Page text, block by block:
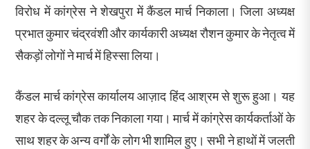
विरोध में कांग्रेस ने शेखपुरा में कैंडल मार्च निकाला। जिला अध्यक्ष
प्रभात कुमार चंद्रवंशी और कार्यकारी अध्यक्ष रौशन कुमार के नेतृत्व में
सैकड़ों लोगों ने मार्च में हिस्सा लिया।
कैंडल मार्च कांग्रेस कार्यालय आज़ाद हिंद आश्रम से शुरू हुआ। यह
शहर के दल्लू चौक तक निकाला गया। मार्च में कांग्रेस कार्यकर्ताओं के
साथ शहर के अन्य वर्गों के लोग भी शामिल हुए। सभी ने हाथों में जलती